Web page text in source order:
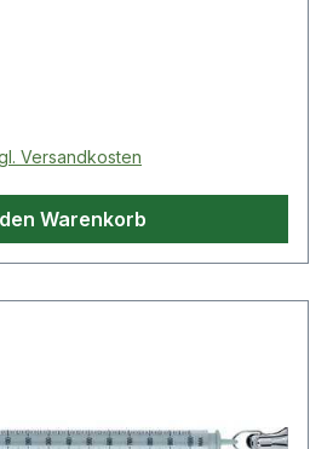
Versandkosten
Warenkorb